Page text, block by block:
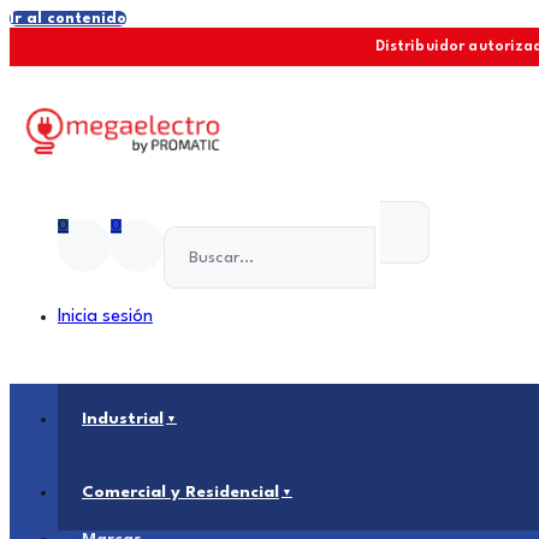
Ir al contenido
Distribuidor
0 0
Inicia sesión
Industrial
Comercial y Residencial